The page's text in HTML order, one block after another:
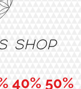
shop
40% 50%